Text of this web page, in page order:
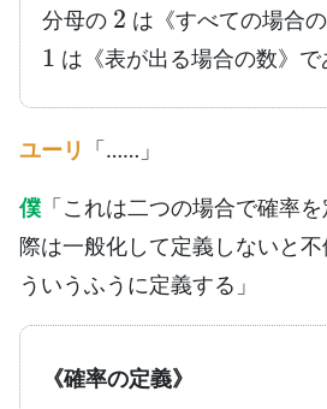
分母の
は《すべての場合
1
は《表が出る場合の数》で
ユーリ 「……」
僕 「これは二つの場合で確率
際は一般化して定義しないと
ういうふうに定義する」
《確率の定義》